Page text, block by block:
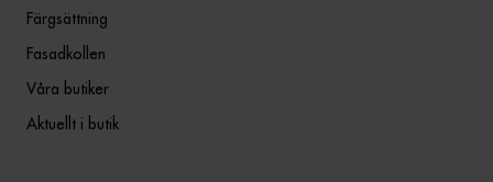
Färgsättning
Fasadkollen
Våra butiker
Aktuellt i butik